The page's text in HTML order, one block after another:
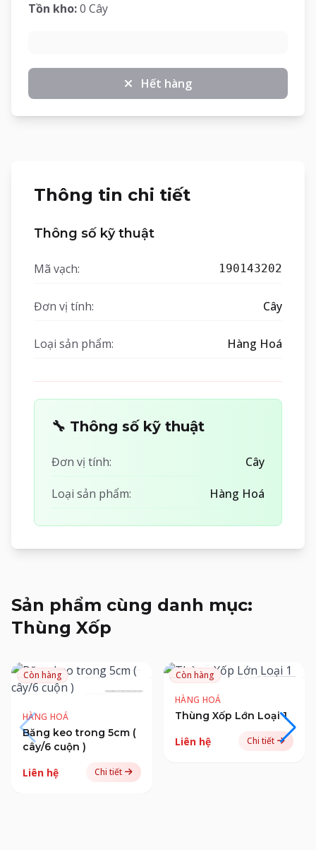
Tồn kho:0 Cây
Hết hàng
Thông tin chi tiết
Thông số kỹ thuật
Mã vạch: 190143202
Đơn vị tính: Cây
Loại sản phẩm: Hàng Hoá
🔧 Thông số kỹ thuật
Đơn vị tính: Cây
Loại sản phẩm: Hàng Hoá
Sản phẩm cùng danh mục:
Thùng Xốp
Còn hàng
HÀNG HOÁ
Băng keo trong 5cm (
cây/6 cuộn )
Liên hệ Chi tiết
Còn hàng
HÀNG HOÁ
Thùng Xốp Lớn Loại 1
Liên hệ Chi tiết